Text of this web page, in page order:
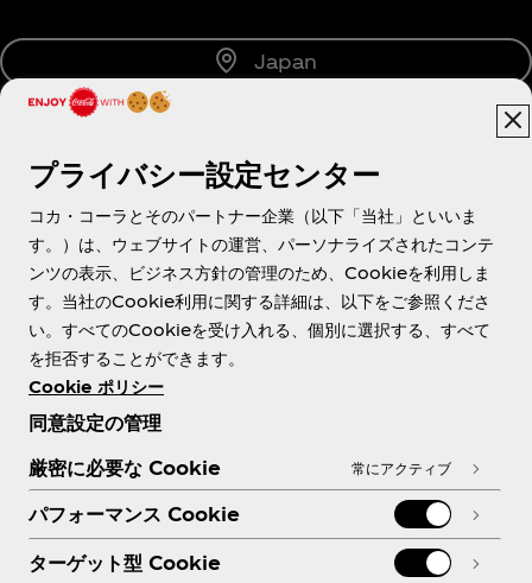
Japan
About us
Need help?
各種ポリシー
プライバシー設定センター
コカ・コーラとそのパートナー企業（以下「当社」といいま
す。）は、ウェブサイトの運営、パーソナライズされたコンテ
ンツの表示、ビジネス方針の管理のため、Cookieを利用しま
す。当社のCookie利用に関する詳細は、以下をご参照くださ
い。すべてのCookieを受け入れる、個別に選択する、すべて
を拒否することができます。
Cookie ポリシー
同意設定の管理
厳密に必要な Cookie
常にアクティブ
パフォーマンス Cookie
ターゲット型 Cookie